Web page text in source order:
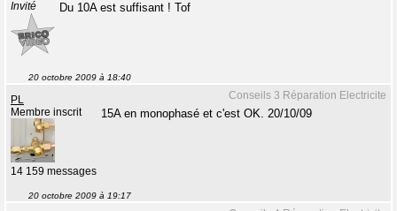
Invité Du 10A est suffisant ! Tof
20 octobre 2009 à 18:40
Conseils 3 Réparation Electricite
PL
Membre inscrit
14 159 messages
15A en monophasé et c'est OK. 20/10/09
20 octobre 2009 à 19:17